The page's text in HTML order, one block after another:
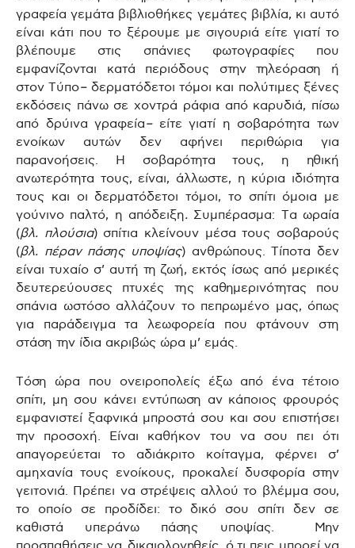
γραφεία γεμάτα βιβλιοθήκες γεμάτες βιβλία, κι αυτό
είναι κάτι που το ξέρουμε με σιγουριά είτε γιατί το
βλέπουμε στις σπάνιες φωτογραφίες που
εμφανίζονται κατά περιόδους στην τηλεόραση ή
στον Τύπο– δερματόδετοι τόμοι και πολύτιμες ξένες
εκδόσεις πάνω σε χοντρά ράφια από καρυδιά, πίσω
από δρύινα γραφεία– είτε γιατί η σοβαρότητα των
ενοίκων αυτών δεν αφήνει περιθώρια για
παρανοήσεις. Η σοβαρότητα τους, η ηθική
ανωτερότητα τους, είναι, άλλωστε, η κύρια ιδιότητα
τους και οι δερματόδετοι τόμοι, το σπίτι όμοια με
γούνινο παλτό, η απόδειξη. Συμπέρασμα: Τα ωραία
(βλ. πλούσια) σπίτια κλείνουν μέσα τους σοβαρούς
(βλ. πέραν πάσης υποψίας) ανθρώπους. Τίποτα δεν
είναι τυχαίο σ’ αυτή τη ζωή, εκτός ίσως από μερικές
δευτερεύουσες πτυχές της καθημερινότητας που
σπάνια ωστόσο αλλάζουν το πεπρωμένο μας, όπως
για παράδειγμα τα λεωφορεία που φτάνουν στη
στάση την ίδια ακριβώς ώρα μ’ εμάς.
Τόση ώρα που ονειροπολείς έξω από ένα τέτοιο
σπίτι, μη σου κάνει εντύπωση αν κάποιος φρουρός
εμφανιστεί ξαφνικά μπροστά σου και σου επιστήσει
την προσοχή. Είναι καθήκον του να σου πει ότι
απαγορεύεται το αδιάκριτο κοίταγμα, φέρνει σ’
αμηχανία τους ενοίκους, προκαλεί δυσφορία στην
γειτονιά. Πρέπει να στρέψεις αλλού το βλέμμα σου,
το οποίο σε προδίδει: το δικό σου σπίτι δεν σε
καθιστά υπεράνω πάσης υποψίας. Μην